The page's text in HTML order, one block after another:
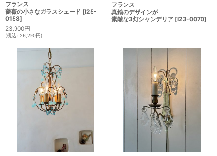
フランス
薔薇の小さなガラスシェード [I25-
0158]
23,900円
(税込: 26,290円)
フランス
真鍮のデザインが
素敵な3灯シャンデリア [I23-0070]